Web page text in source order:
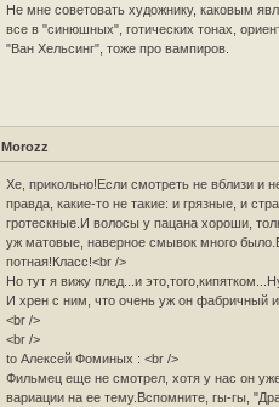
Не мне советовать художнику, каковым
все в "синюшных", готических тонах,
"Ван Хельсинг", тоже про вампиров.
Morozz
Хе, прикольно!Если смотреть не вблизи и
правда, какие-то не такие: и грязные, и
гротескные.И волосы у пацана хороши,
уж матовые, наверное смывок много
потная!Класс!<br />
Но тут я вижу плед...и
И хрен с ним, что очень уж он фабричный
<br />
<br />
to Алексей Фоминых : <br />
Фильмец еще не смотрел, хотя у нас он
вариации на ее тему.Вспомните, гы-гы,